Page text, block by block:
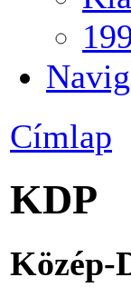
Címlap
KDP
Közép-